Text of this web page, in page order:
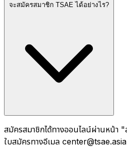
จะสมัครสมาชิก TSAE ได้อย่างไร?
สมัครสมาชิกได้ทางออนไลน์ผ่านหน้า
ใบสมัครทางอีเมล